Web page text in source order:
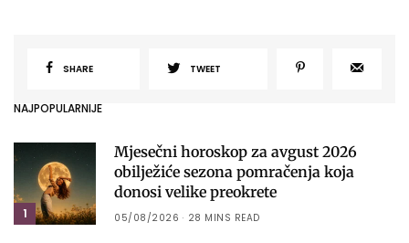
SHARE TWEET
NAJPOPULARNIJE
1
Mjesečni horoskop za avgust 2026
obilježiće sezona pomračenja koja
donosi velike preokrete
05/08/2026 28 MINS READ